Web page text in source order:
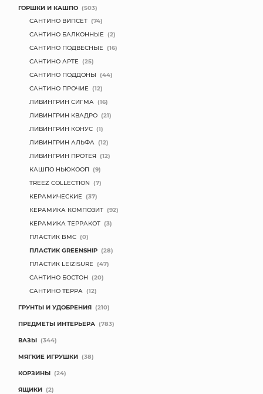
ГОРШКИ И КАШПО (503)
САНТИНО ВИПСЕТ (74)
САНТИНО БАЛКОННЫЕ (2)
САНТИНО ПОДВЕСНЫЕ (16)
САНТИНО АРТЕ (25)
САНТИНО ПОДДОНЫ (44)
САНТИНО ПРОЧИЕ (12)
ЛИВИНГРИН СИГМА (16)
ЛИВИНГРИН КВАДРО (21)
ЛИВИНГРИН КОНУС (1)
ЛИВИНГРИН АЛЬФА (12)
ЛИВИНГРИН ПРОТЕЯ (12)
КАШПО НЬЮКООП (9)
TREEZ COLLECTION (7)
КЕРАМИЧЕСКИЕ (37)
КЕРАМИКА КОМПОЗИТ (92)
КЕРАМИКА ТЕРРАКОТ (3)
ПЛАСТИК BMC (0)
ПЛАСТИК GREENSHIP (28)
ПЛАСТИК LEIZISURE (47)
САНТИНО БОСТОН (20)
САНТИНО ТЕРРА (12)
ГРУНТЫ И УДОБРЕНИЯ (210)
ПРЕДМЕТЫ ИНТЕРЬЕРА (783)
ВАЗЫ (344)
МЯГКИЕ ИГРУШКИ (38)
КОРЗИНЫ (24)
ЯЩИКИ (2)